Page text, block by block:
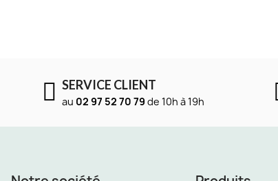
SERVICE CLIENT
au 02 97 52 70 79 de 10h à 19h